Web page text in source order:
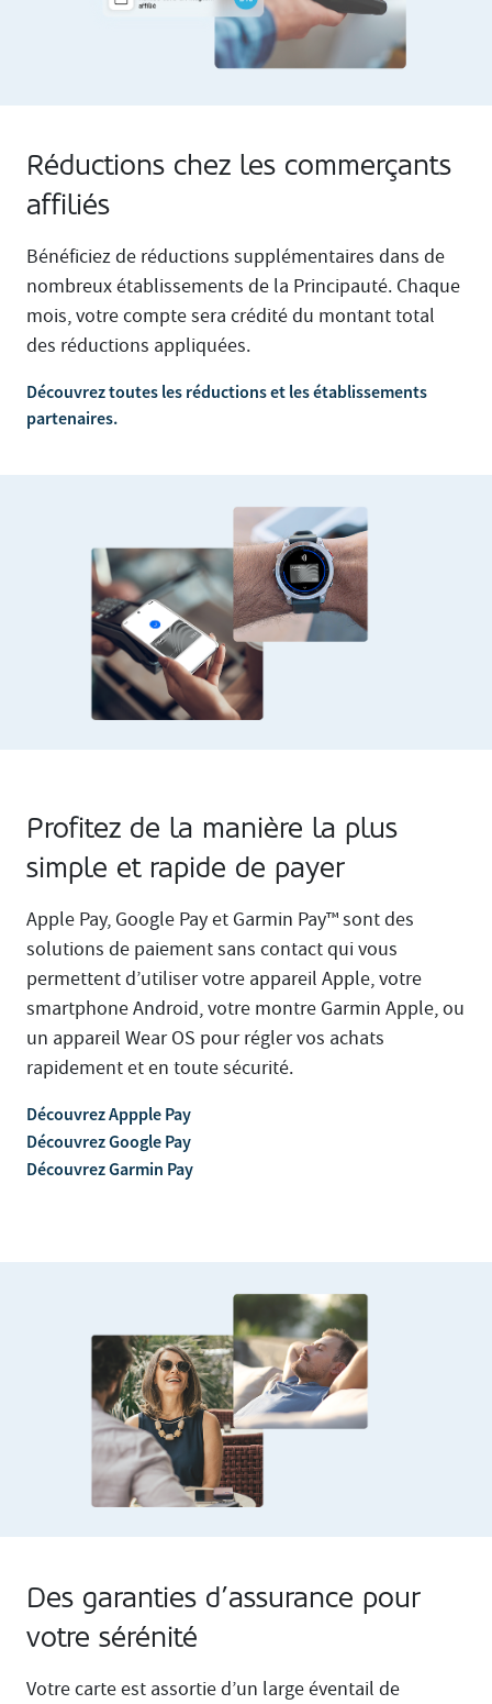
Réductions chez les commerçants
affiliés
Bénéficiez de réductions supplémentaires dans de
nombreux établissements de la Principauté. Chaque
mois, votre compte sera crédité du montant total
des réductions appliquées.
Découvrez toutes les réductions et les établissements
partenaires.
Profitez de la manière la plus
simple et rapide de payer
Apple Pay, Google Pay et Garmin Pay™ sont des
solutions de paiement sans contact qui vous
permettent d’utiliser votre appareil Apple, votre
smartphone Android, votre montre Garmin Apple, ou
un appareil Wear OS pour régler vos achats
rapidement et en toute sécurité.
Découvrez Appple Pay
Découvrez Google Pay
Découvrez Garmin Pay
Des garanties d’assurance pour
votre sérénité
Votre carte est assortie d’un large éventail de